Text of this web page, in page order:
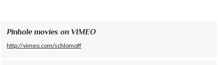
Pinhole movies on VIMEO
http://vimeo.com/schlomoff